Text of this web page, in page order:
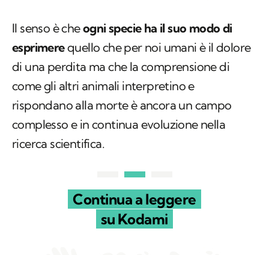
Il senso è cheogni specie ha il suo modo di
esprimerequello che per noi umani è il dolore
di una perdita ma che la comprensione di
come gli altri animali interpretino e
rispondano alla morte è ancora un campo
complesso e in continua evoluzione nella
ricerca scientifica.
Continua a leggere
su Kodami